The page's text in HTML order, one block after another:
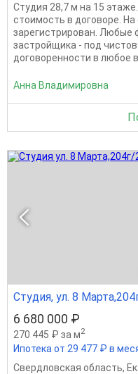
Студия 28,7 м на 15
стоимость в договоре.
зарегистрирован. Любые
застройщика - под
договоренности в любое
Анна Владимировна
Студия, ул. 8
6 680 000 ₽
270 445 ₽ за м2
Ипотека от 29 477 ₽ в
Свердловская область,